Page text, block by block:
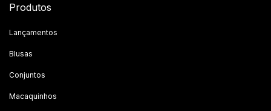
Produtos
Lançamentos
Blusas
Conjuntos
Macaquinhos